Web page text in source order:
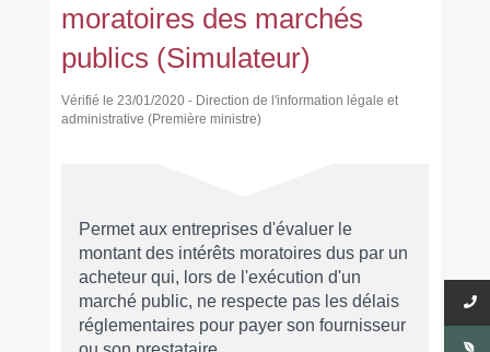
moratoires des marchés
publics (Simulateur)
Vérifié le 23/01/2020 - Direction de l'information légale et
administrative (Première ministre)
Permet aux entreprises d'évaluer le
montant des intérêts moratoires dus par un
acheteur qui, lors de l'exécution d'un
marché public, ne respecte pas les délais
réglementaires pour payer son fournisseur